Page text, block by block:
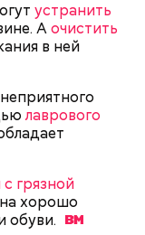
устранить
Аочистить
в ней
лаврового
грязной
хорошо
обуви.
щи, котлеты,
омлет,
него не будет.
человека, тем